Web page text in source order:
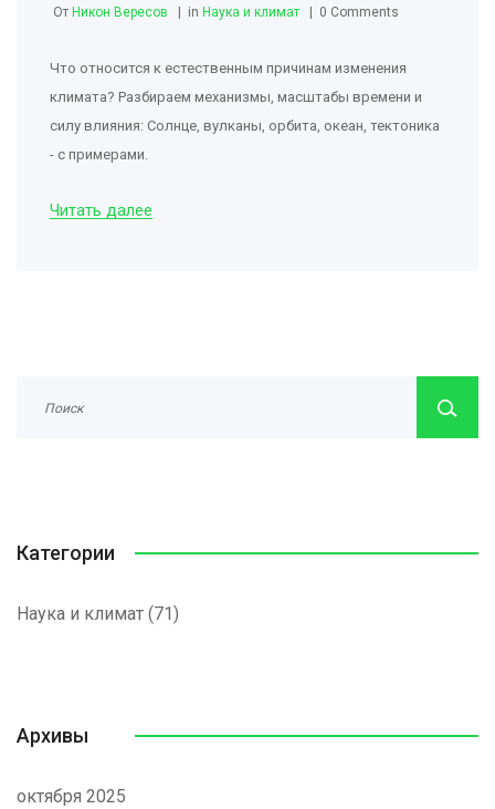
От Никон Вересов in Наука и климат 0 Comments
Что относится к естественным причинам изменения
климата? Разбираем механизмы, масштабы времени и
силу влияния: Солнце, вулканы, орбита, океан, тектоника
- с примерами.
Читать далее
Категории
Наука и климат (71)
Архивы
октября 2025